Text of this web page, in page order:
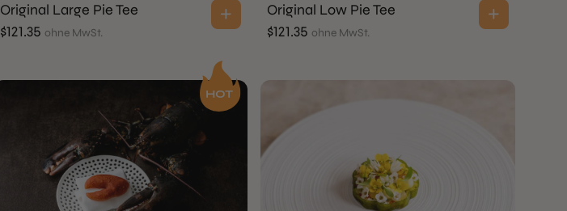
Original Large Pie Tee
$121.35 ohne MwSt.
Original Low Pie Tee
$121.35 ohne MwSt.